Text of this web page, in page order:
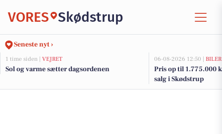
VORES Skødstrup
Seneste nyt ›
1 time siden | VEJRET
Sol og varme sætter dagsordenen
06-08-2026 12:50 | BILER
Pris op til 1.775.000
salg i Skødstrup